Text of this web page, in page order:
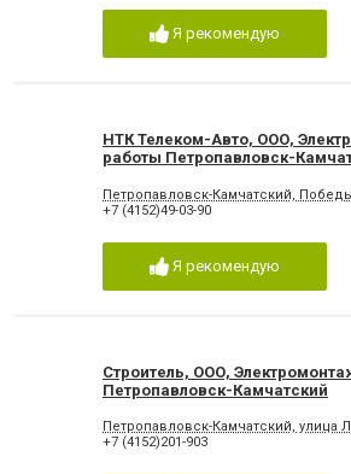
Я рекомендую
НТК Телеком-Авто, ООО,
работы Петропавловск-
Петропавловск-Камчатский,
+7 (4152)49-03-90
Я рекомендую
Строитель, ООО,
Петропавловск-Камчатский
Петропавловск-Камчатский, улица
+7 (4152)201-903